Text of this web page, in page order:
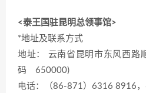
<泰王国驻昆明总领事馆>
*地址及联系方式
地址： 云南省昆明市东风西路
码 650000)
电话：（86-871）6316 8916